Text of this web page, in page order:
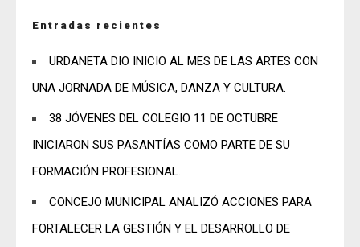
Entradas recientes
URDANETA DIO INICIO AL MES DE LAS ARTES CON
UNA JORNADA DE MÚSICA, DANZA Y CULTURA.
38 JÓVENES DEL COLEGIO 11 DE OCTUBRE
INICIARON SUS PASANTÍAS COMO PARTE DE SU
FORMACIÓN PROFESIONAL.
CONCEJO MUNICIPAL ANALIZÓ ACCIONES PARA
FORTALECER LA GESTIÓN Y EL DESARROLLO DE